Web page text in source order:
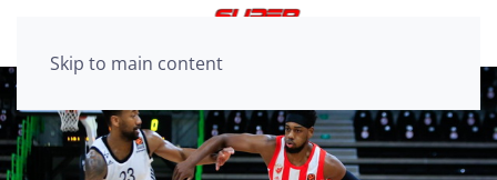
Skip to main content